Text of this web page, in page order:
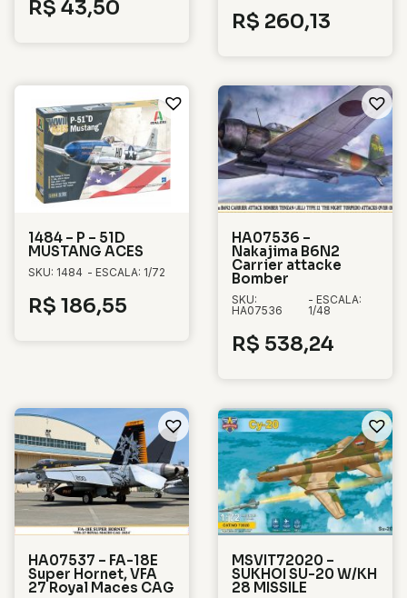
R$ 43,50
R$ 260,13
1484 – P – 51D
MUSTANG ACES
SKU: 1484 - ESCALA: 1/72
R$ 186,55
HA07536 –
Nakajima B6N2
Carrier attacke
Bomber
SKU:
HA07536
- ESCALA:
1/48
R$ 538,24
HA07537 – FA-18E
Super Hornet, VFA
27 Royal Maces CAG
MSVIT72020 –
SUKHOI SU-20 W/KH
28 MISSILE